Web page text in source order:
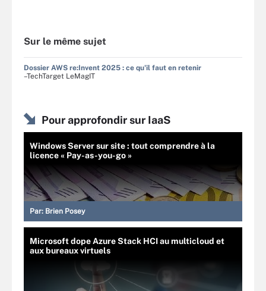
Sur le même sujet
Dossier AWS re:Invent 2025 : ce qu'il faut en retenir
–TechTarget LeMagIT
Pour approfondir sur IaaS
Windows Server sur site : tout comprendre à la
licence « Pay-as-you-go »
Par: Brien Posey
Microsoft dope Azure Stack HCI au multicloud et
aux bureaux virtuels